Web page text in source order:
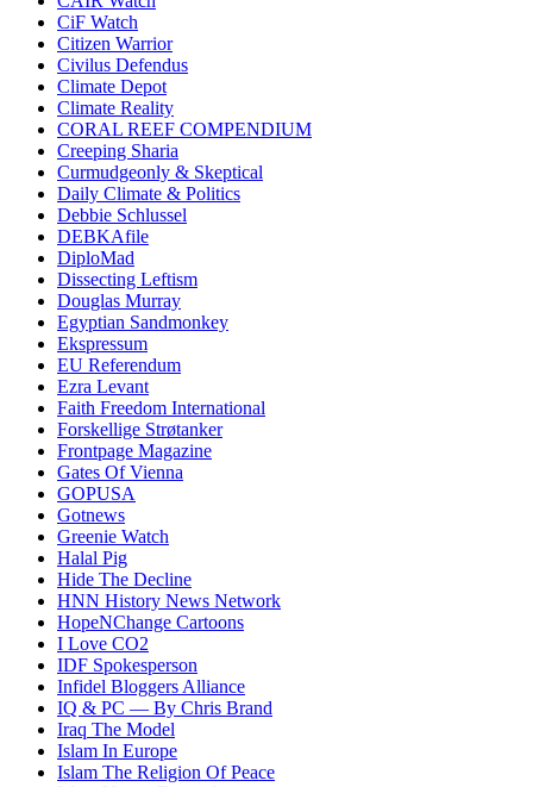
CiF Watch
Citizen Warrior
Civilus Defendus
Climate Depot
Climate Reality
CORAL REEF COMPENDIUM
Creeping Sharia
Curmudgeonly & Skeptical
Daily Climate & Politics
Debbie Schlussel
DEBKAfile
DiploMad
Dissecting Leftism
Douglas Murray
Egyptian Sandmonkey
Ekspressum
EU Referendum
Ezra Levant
Faith Freedom International
Forskellige Strøtanker
Frontpage Magazine
Gates Of Vienna
GOPUSA
Gotnews
Greenie Watch
Halal Pig
Hide The Decline
HNN History News Network
HopeNChange Cartoons
I Love CO2
IDF Spokesperson
Infidel Bloggers Alliance
IQ & PC — By Chris Brand
Iraq The Model
Islam In Europe
Islam The Religion Of Peace